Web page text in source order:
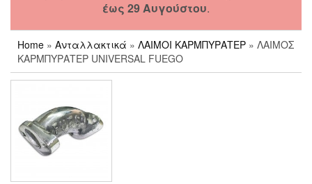
έως 29 Αυγούστου.
Home » Ανταλλακτικά » ΛΑΙΜΟΙ ΚΑΡΜΠΥΡΑΤΕΡ » ΛΑΙΜΟΣ
ΚΑΡΜΠΥΡΑΤΕΡ UNIVERSAL FUEGO